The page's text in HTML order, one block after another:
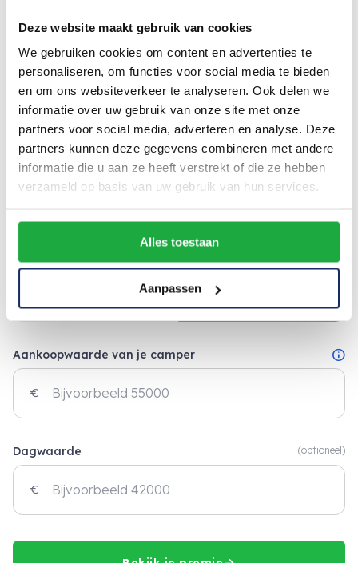
Deze website maakt gebruik van cookies
We gebruiken cookies om content en advertenties te
personaliseren, om functies voor social media te bieden
en om ons websiteverkeer te analyseren. Ook delen we
informatie over uw gebruik van onze site met onze
partners voor social media, adverteren en analyse. Deze
partners kunnen deze gegevens combineren met andere
informatie die u aan ze heeft verstrekt of die ze hebben
verzameld op basis van uw gebruik van hun services.
Alles toestaan
Aanpassen
verzekering ingaat.
Fabrieksbouw Zelfbouw
Ben jij de eerste eigenaar van deze camper in
Nederland?
Je bent de eerste eigenaar als jij de eerste bent die de camper op
naam heeft gekregen na levering vanuit de fabriek.
info
Is de camper de afgelopen 5 jaar getaxeerd? info
Aankoopwaarde van je camper info
euro
Dagwaarde (optioneel)
euro